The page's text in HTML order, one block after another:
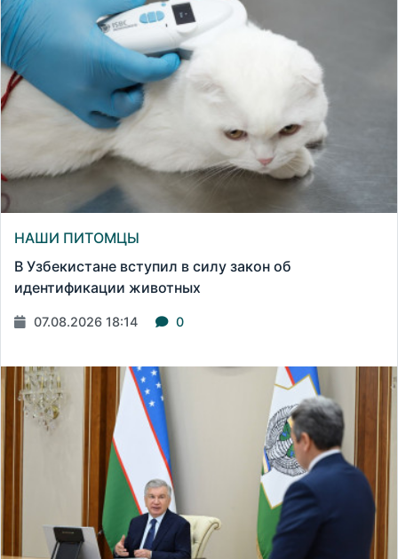
НАШИ ПИТОМЦЫ
В Узбекистане вступил в силу закон об
идентификации животных
07.08.2026 18:14 0